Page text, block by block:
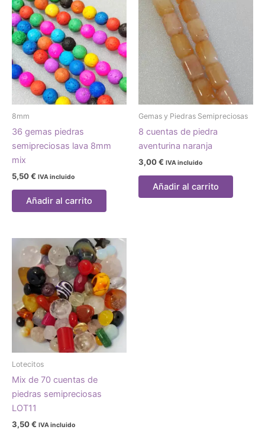
8mm
36 gemas piedras
semipreciosas lava 8mm
mix
5,50€ IVA incluido
Añadir al carrito
Gemas y Piedras Semipreciosas
8 cuentas de piedra
aventurina naranja
3,00€ IVA incluido
Añadir al carrito
Lotecitos
Mix de 70 cuentas de
piedras semipreciosas
LOT11
3,50€ IVA incluido